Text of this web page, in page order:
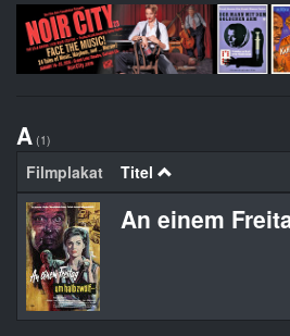
A (1)
Filmplakat Titel
An einem